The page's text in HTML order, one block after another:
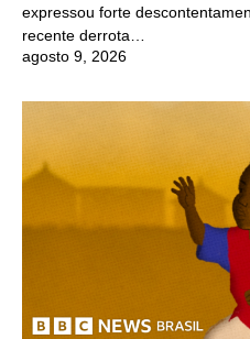
expressou forte
recente derrota…
agosto 9, 2026